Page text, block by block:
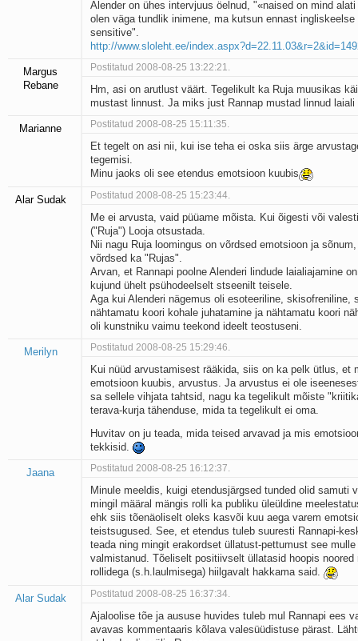
Alender on ühes intervjuus öelnud, "«naised on mind
olen väga tundlik inimene, ma kutsun ennast ingliskeelse
sensitive".
http://www.sloleht.ee/
Margus
Rebane
Postitatud 2008-08-25 13:22:21.
Hm, asi on arutlust väärt. Tegelikult ka Ruja muusikas
mustast linnust. Ja miks just Rannap mustad linnud laiali
Marianne Postitatud 2008-08-25 15:11:35.
Et tegelt on asi nii, kui ise teha ei oska siis ärge
tegemisi.
Minu jaoks oli see etendus emotsioon kuubis
Alar Sudak Postitatud 2008-08-25 15:23:44.
Me ei arvusta, vaid püüame mõista. Kui õigesti või
("Ruja") Looja otsustada.
Nii nagu Ruja loomingus on võrdsed emotsioon ja
võrdsed ka "Rujas".
Arvan, et Rannapi poolne Alenderi lindude laialiajamine
kujund ühelt psühodeelselt stseenilt teisele.
Aga kui Alenderi nägemus oli esoteeriline, skisofreniline,
nähtamatu koori kohale juhatamine ja nähtamatu koori
oli kunstniku vaimu teekond ideelt teostuseni.
Merilyn Postitatud 2008-08-25 15:29:46.
Kui nüüd arvustamisest rääkida, siis on ka pelk ütlus, et
emotsioon kuubis, arvustus. Ja arvustus ei ole
sa sellele vihjata tahtsid, nagu ka tegelikult mõiste
terava-kurja tähenduse, mida ta tegelikult ei oma.
Huvitav on ju teada, mida teised arvavad ja mis
tekkisid.
Jaana Postitatud 2008-08-25 16:12:37.
Minule meeldis, kuigi etendusjärgsed tunded olid samuti
mingil määral mängis rolli ka publiku üleüldine
ehk siis tõenäoliselt oleks kasvõi kuu aega varem
teistsugused. See, et etendus tuleb suuresti Rannapi-
teada ning mingit erakordset üllatust-pettumust see
valmistanud. Tõeliselt positiivselt üllatasid hoopis noored
rollidega (s.h.laulmisega) hiilgavalt hakkama said.
Alar Sudak Postitatud 2008-08-25 16:37:34.
Ajaloolise tõe ja aususe huvides tuleb mul Rannapi ees
avavas kommentaaris kõlava valesüüdistuse pärast.